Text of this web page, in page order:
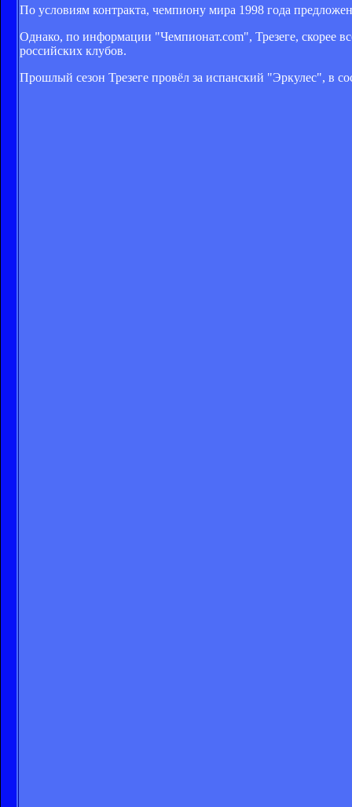
По условиям контракта, чемпиону мира 1998 года
Однако, по информации "Чемпионат.com", Трезеге, скорее
российских клубов.
Прошлый сезон Трезеге провёл за испанский "Эркулес", в